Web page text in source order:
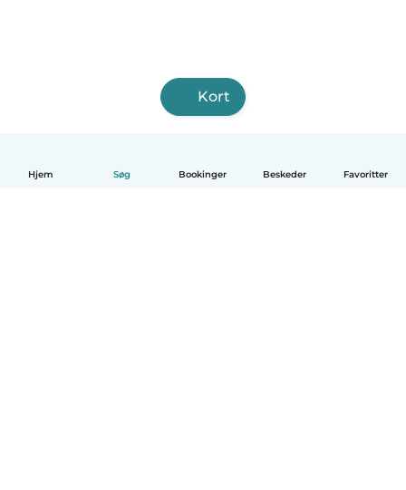
Hjem Søg Bookinger Beskeder Favoritter
Kort